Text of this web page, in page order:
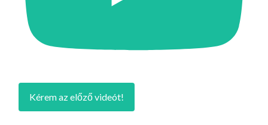
Kérem az előző videót!